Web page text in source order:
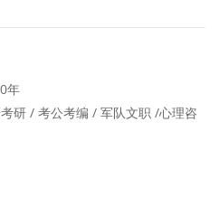
年
研 / 考公考编 / 军队文职 /心理咨